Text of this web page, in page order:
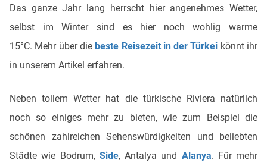
Das ganze Jahr lang herrscht hier angenehmes Wetter,
selbst im Winter sind es hier noch wohlig warme
15°C. Mehr über diebeste Reisezeit in der Türkei könnt ihr
in unserem Artikel erfahren.
Neben tollem Wetter hat die türkische Riviera natürlich
noch so einiges mehr zu bieten, wie zum Beispiel die
schönen zahlreichen Sehenswürdigkeiten und beliebten
Städte wie Bodrum, Side, Antalya und Alanya. Für mehr